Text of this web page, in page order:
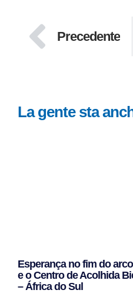
Precedente
La gente sta
Esperança no fim do
e o Centro de Acolhida
– África do Sul